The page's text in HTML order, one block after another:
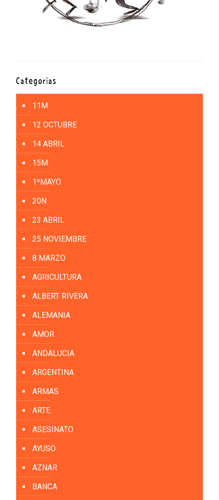
Categorías
11M
12 OCTUBRE
14 ABRIL
15M
1ºMAYO
20N
23 ABRIL
25 NOVIEMBRE
8 MARZO
AGRICULTURA
ALBERT RIVERA
ALEMANIA
AMOR
ANDALUCIA
ARGENTINA
ARMAS
ARTE
ASESINATO
AYUSO
AZNAR
BANCA